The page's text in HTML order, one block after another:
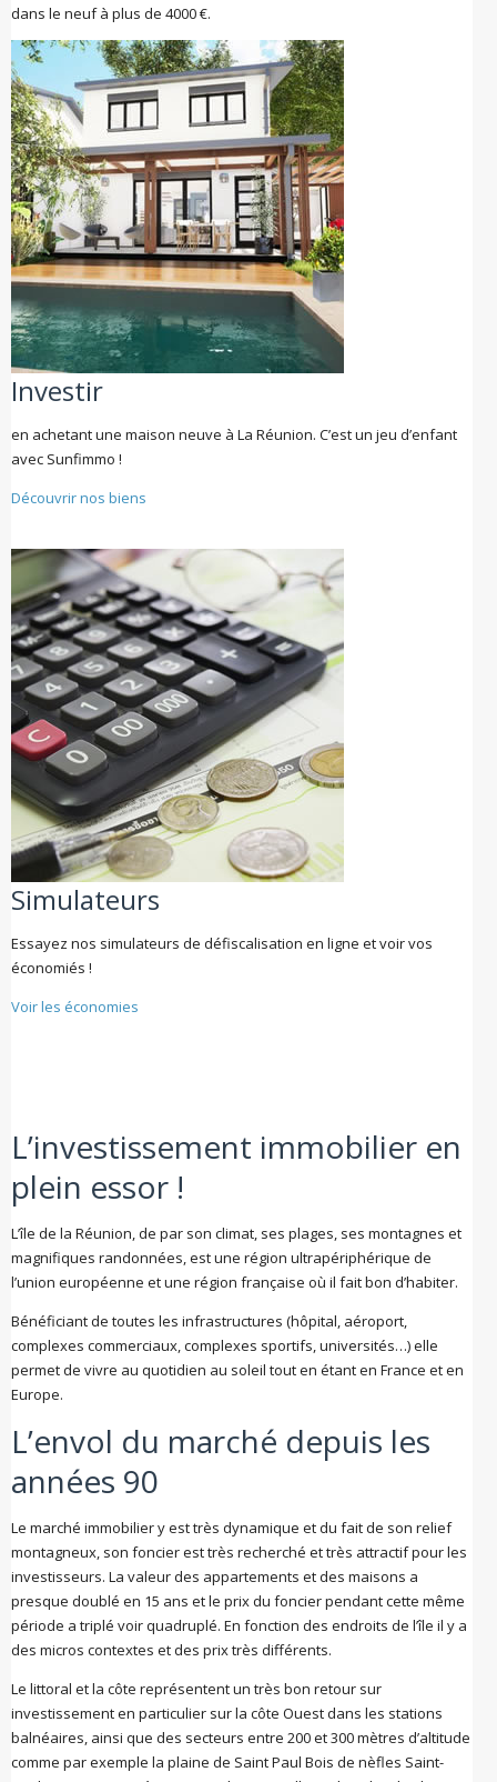
dans le neuf à plus de 4000 €.
Investir
en achetant une maison neuve à La Réunion. C’est un jeu d’enfant
avec Sunfimmo !
Découvrir nos biens
Simulateurs
Essayez nos simulateurs de défiscalisation en ligne et voir vos
économiés !
Voir les économies
L’investissement immobilier en
plein essor !
L’île de la Réunion, de par son climat, ses plages, ses montagnes et
magnifiques randonnées, est une région ultrapériphérique de
l’union européenne et une région française où il fait bon d’habiter.
Bénéficiant de toutes les infrastructures (hôpital, aéroport,
complexes commerciaux, complexes sportifs, universités…) elle
permet de vivre au quotidien au soleil tout en étant en France et en
Europe.
L’envol du marché depuis les
années 90
Le marché immobilier y est très dynamique et du fait de son relief
montagneux, son foncier est très recherché et très attractif pour les
investisseurs. La valeur des appartements et des maisons a
presque doublé en 15 ans et le prix du foncier pendant cette même
période a triplé voir quadruplé. En fonction des endroits de l’île il y a
des micros contextes et des prix très différents.
Le littoral et la côte représentent un très bon retour sur
investissement en particulier sur la côte Ouest dans les stations
balnéaires, ainsi que des secteurs entre 200 et 300 mètres d’altitude
comme par exemple la plaine de Saint Paul Bois de nèfles Saint-